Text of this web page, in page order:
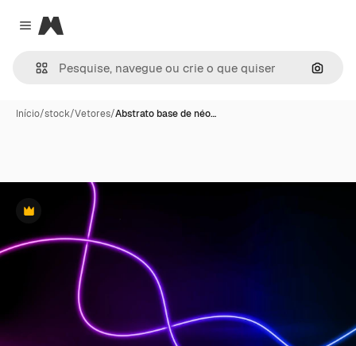
Close menu
Magnific
Início/stock/Vetores/Abstrato base de néo…
Premium